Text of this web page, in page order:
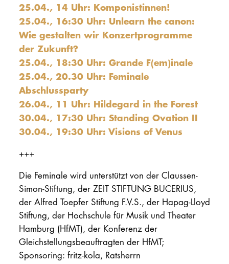
25.04., 14 Uhr: Komponistinnen!
25.04., 16:30 Uhr: Unlearn the canon:
Wie gestalten wir Konzertprogramme
der Zukunft?
25.04., 18:30 Uhr: Grande F(em)inale
25.04., 20.30 Uhr: Feminale
Abschlussparty
26.04., 11 Uhr: Hildegard in the Forest
30.04., 17:30 Uhr: Standing Ovation II
30.04., 19:30 Uhr: Visions of Venus
+++
Die Feminale wird unterstützt von der Claussen-
Simon-Stiftung, der ZEIT STIFTUNG BUCERIUS,
der Alfred Toepfer Stiftung F.V.S., der Hapag-Lloyd
Stiftung, der Hochschule für Musik und Theater
Hamburg (HfMT), der Konferenz der
Gleichstellungsbeauftragten der HfMT;
Sponsoring: fritz-kola, Ratsherrn